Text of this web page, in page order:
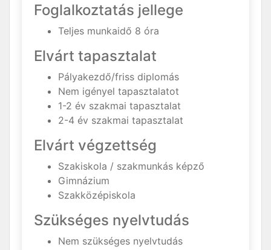
Foglalkoztatás jellege
Teljes munkaidő 8 óra
Elvárt tapasztalat
Pályakezdő/friss diplomás
Nem igényel tapasztalatot
1-2 év szakmai tapasztalat
2-4 év szakmai tapasztalat
Elvárt végzettség
Szakiskola / szakmunkás képző
Gimnázium
Szakközépiskola
Szükséges nyelvtudás
Nem szükséges nyelvtudás